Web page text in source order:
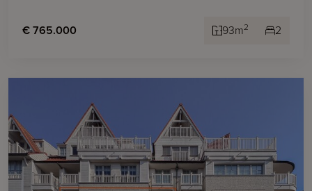
€ 765.000 93m2 2